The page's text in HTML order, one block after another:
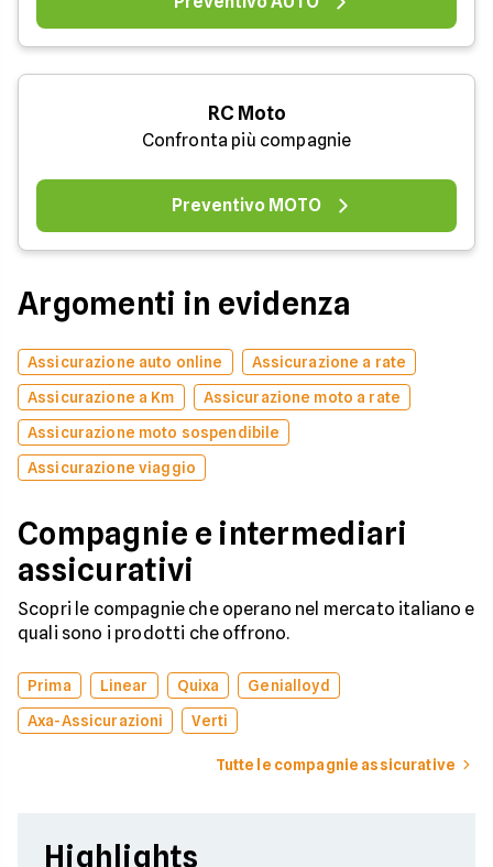
RC Moto
Confronta più compagnie
Preventivo MOTO
Argomenti in evidenza
Assicurazione auto online
Assicurazione a rate
Assicurazione a Km
Assicurazione moto a rate
Assicurazione moto sospendibile
Assicurazione viaggio
Compagnie e intermediari
assicurativi
Scopri le compagnie che operano nel mercato italiano e
quali sono i prodotti che offrono.
Prima Linear Quixa
Genialloyd
Axa-Assicurazioni
Verti
Tutte le compagnie assicurative
Highlights